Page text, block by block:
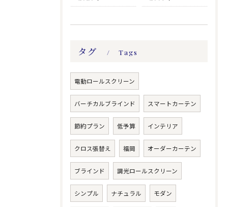
タグ Tags
電動ロールスクリーン
バーチカルブラインド スマートカーテン
節約プラン 低予算 インテリア
クロス張替え 福岡 オーダーカーテン
ブラインド 調光ロールスクリーン
シンプル ナチュラル モダン